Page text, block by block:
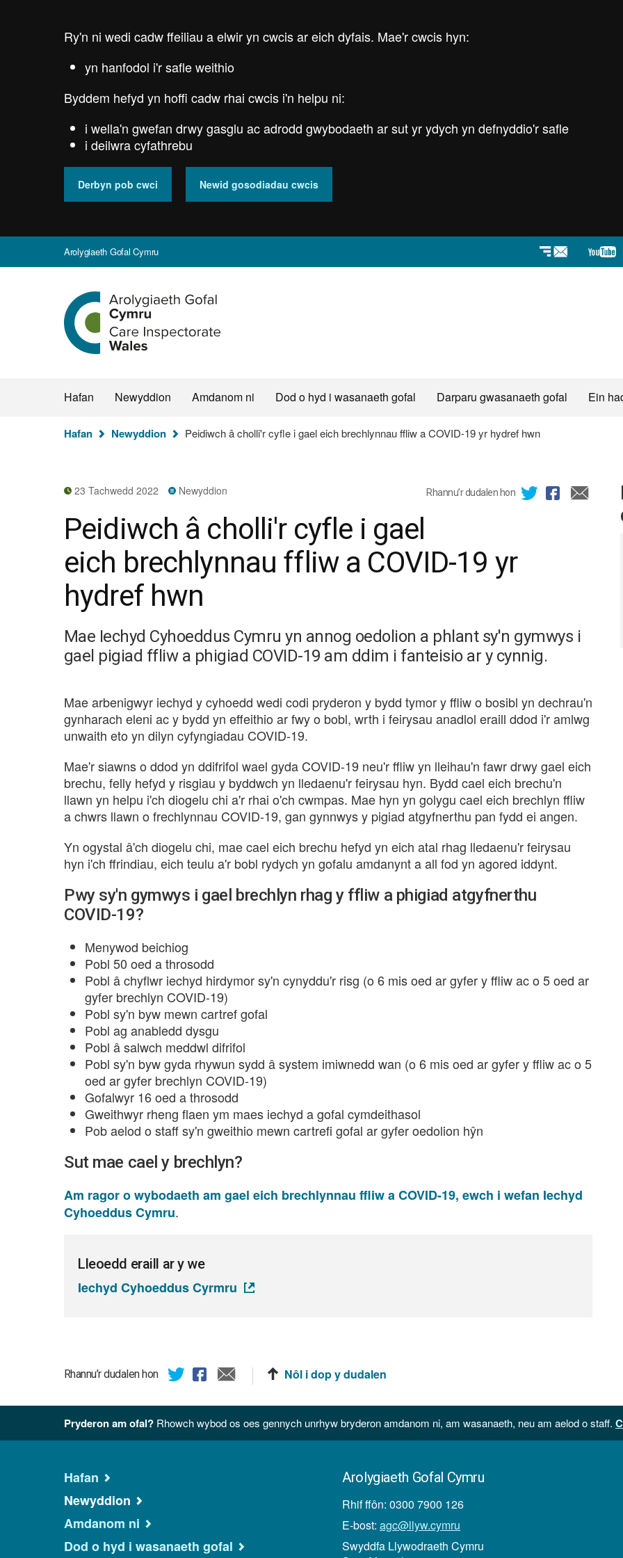
Ry'n ni wedi cadw ffeiliau a elwir yn cwcis ar eich dyfais. Mae'r cwcis hyn:
yn hanfodol i'r safle weithio
Byddem hefyd yn hoffi cadw rhai cwcis i'n helpu ni:
i wella'n gwefan drwy gasglu ac adrodd gwybodaeth ar sut yr ydych yn defnyddio'r safle
i deilwra cyfathrebu
Derbyn pob cwci Newid gosodiadau cwcis
Arolygiaeth Gofal Cymru Newyddlenni
Ewch
i
hafan
Arolygiaeth
Gofal
Hafan Newyddion Amdanom ni Dod o hyd i wasanaeth gofal Darparu gwasanaeth gofal Ein
Rydych
Hafan Newyddion Peidiwch â cholli'r cyfle i gael eich brechlynnau ffliw a COVID-19 yr hydref hwn
Rhannu’r dudalen hon
23 Tachwedd 2022 Newyddion
Peidiwch â cholli'r cyfle i gael
eich brechlynnau ffliw a COVID-19 yr
hydref hwn
Mae Iechyd Cyhoeddus Cymru yn annog oedolion a phlant sy'n gymwys i
gael pigiad ffliw a phigiad COVID-19 am ddim i fanteisio ar y cynnig.
Mae arbenigwyr iechyd y cyhoedd wedi codi pryderon y bydd tymor y ffliw o bosibl yn dechrau'n
gynharach eleni ac y bydd yn effeithio ar fwy o bobl, wrth i feirysau anadlol eraill ddod i'r amlwg
unwaith eto yn dilyn cyfyngiadau COVID-19.
Mae'r siawns o ddod yn ddifrifol wael gyda COVID-19 neu'r ffliw yn lleihau'n fawr drwy gael eich
brechu, felly hefyd y risgiau y byddwch yn lledaenu'r feirysau hyn. Bydd cael eich brechu'n
llawn yn helpu i'ch diogelu chi a'r rhai o'ch cwmpas. Mae hyn yn golygu cael eich brechlyn ffliw
a chwrs llawn o frechlynnau COVID-19, gan gynnwys y pigiad atgyfnerthu pan fydd ei angen.
Yn ogystal â'ch diogelu chi, mae cael eich brechu hefyd yn eich atal rhag lledaenu'r feirysau
hyn i'ch ffrindiau, eich teulu a'r bobl rydych yn gofalu amdanynt a all fod yn agored iddynt.
Pwy sy'n gymwys i gael brechlyn rhag y ffliw a phigiad atgyfnerthu
COVID-19?
Menywod beichiog
Pobl 50 oed a throsodd
Pobl â chyflwr iechyd hirdymor sy'n cynyddu'r risg (o 6 mis oed ar gyfer y ffliw ac o 5 oed ar
gyfer brechlyn COVID-19)
Pobl sy'n byw mewn cartref gofal
Pobl ag anabledd dysgu
Pobl â salwch meddwl difrifol
Pobl sy'n byw gyda rhywun sydd â system imiwnedd wan (o 6 mis oed ar gyfer y ffliw ac o 5
oed ar gyfer brechlyn COVID-19)
Gofalwyr 16 oed a throsodd
Gweithwyr rheng flaen ym maes iechyd a gofal cymdeithasol
Pob aelod o staff sy'n gweithio mewn cartrefi gofal ar gyfer oedolion hŷn
Sut mae cael y brechlyn?
Am ragor o wybodaeth am gael eich brechlynnau ffliw a COVID-19, ewch i wefan Iechyd
Cyhoeddus Cymru.
Lleoedd eraill ar y we
Iechyd Cyhoeddus Cyrmru
Rhannu’r dudalen hon Nôl i dop y dudalen
Pryderon am ofal? Rhowch wybod os oes gennych unrhyw bryderon amdanom ni, am wasanaeth, neu am aelod o staff.
Hafan
Newyddion
Amdanom ni
Dod o hyd i wasanaeth gofal
Arolygiaeth Gofal Cymru
Rhif ffôn: 0300 7900 126
E-bost: agc@llyw.cymru
Swyddfa Llywodraeth Cymru